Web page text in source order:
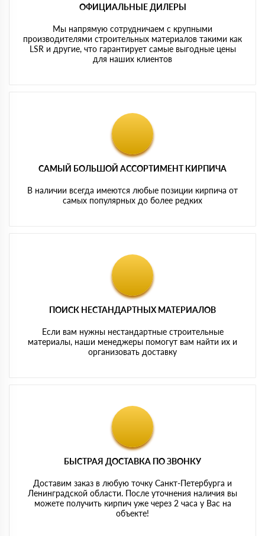
ОФИЦИАЛЬНЫЕ ДИЛЕРЫ
Мы напрямую сотрудничаем с крупными
производителями строительных материалов такими как
LSR и другие, что гарантирует самые выгодные цены
для наших клиентов
САМЫЙ БОЛЬШОЙ АССОРТИМЕНТ КИРПИЧА
В наличии всегда имеются любые позиции кирпича от
самых популярных до более редких
ПОИСК НЕСТАНДАРТНЫХ МАТЕРИАЛОВ
Если вам нужны нестандартные строительные
материалы, наши менеджеры помогут вам найти их и
организовать доставку
БЫСТРАЯ ДОСТАВКА ПО ЗВОНКУ
Доставим заказ в любую точку Санкт-Петербурга и
Ленинградской области. После уточнения наличия вы
можете получить кирпич уже через 2 часа у Вас на
объекте!